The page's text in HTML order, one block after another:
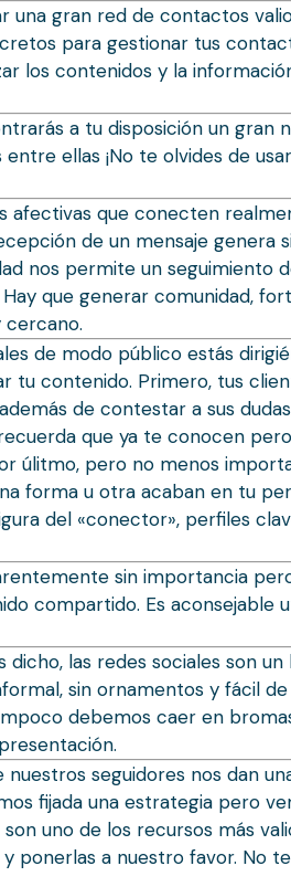
una gran red de contactos
para gestionar tus
los contenidos y la
a tu disposición un gran
ellas ¡No te olvides de
afectivas que conecten
de un mensaje
nos permite un seguimiento
que generar comunidad,
cercano.
de modo público estás
tu contenido. Primero, tus
de contestar a sus
que ya te conocen
úlitmo, pero no menos
forma u otra acaban en tu
del «conector», perfiles
sin importancia
compartido. Es aconsejable
dicho, las redes sociales son
sin ornamentos y fácil
debemos caer en
nuestros seguidores nos dan
fijada una estrategia pero
uno de los recursos más
ponerlas a nuestro favor. No